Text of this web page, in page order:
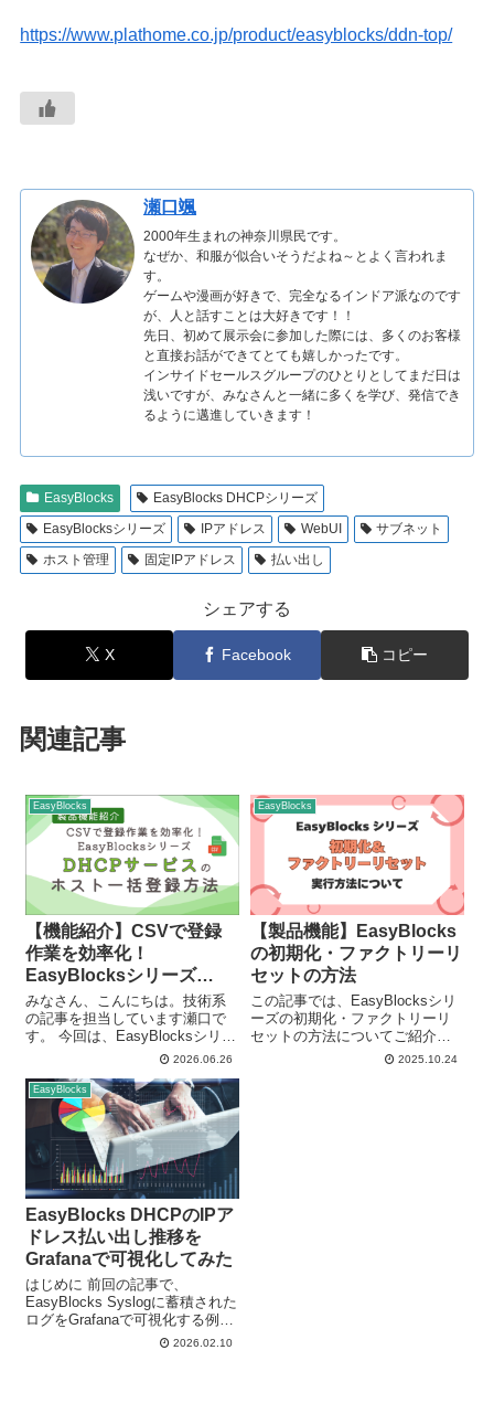
https://www.plathome.co.jp/product/easyblocks/ddn-top/
瀬口颯
2000年生まれの神奈川県民です。
なぜか、和服が似合いそうだよね～とよく言われま
す。
ゲームや漫画が好きで、完全なるインドア派なのです
が、人と話すことは大好きです！！
先日、初めて展示会に参加した際には、多くのお客様
と直接お話ができてとても嬉しかったです。
インサイドセールスグループのひとりとしてまだ日は
浅いですが、みなさんと一緒に多くを学び、発信でき
るように邁進していきます！
EasyBlocks
EasyBlocks DHCPシリーズ
EasyBlocksシリーズ
IPアドレス WebUI
サブネット
ホスト管理
固定IPアドレス 払い出し
シェアする
X Facebook コピー
関連記事
EasyBlocks
【機能紹介】CSVで登録
作業を効率化！
EasyBlocksシリーズ
DHCPサービスのホスト一
括登録方法
みなさん、こんにちは。技術系
の記事を担当しています瀬口で
す。 今回は、EasyBlocksシリー
ズのDHCPサービスにおいて、
情報の一括登録方法をご紹介し
ます。 数十台・数百台規模の機
器をDHCPサーバーへ登録...
2026.06.26
EasyBlocks
【製品機能】EasyBlocks
の初期化・ファクトリーリ
セットの方法
この記事では、EasyBlocksシリ
ーズの初期化・ファクトリーリ
セットの方法についてご紹介し
ます。 EasyBlocksを利用する際
2025.10.24
EasyBlocks
EasyBlocks DHCPのIPア
ドレス払い出し推移を
Grafanaで可視化してみた
はじめに 前回の記事で、
EasyBlocks Syslogに蓄積された
ログをGrafanaで可視化する例を
紹介しました。 せっかくGrafana
2026.02.10